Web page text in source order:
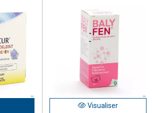
Visualiser